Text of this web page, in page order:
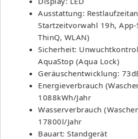
Ausstattung:
Startzeitvorwahl 19h,
ThinQ, WLAN)
Sicherheit:
AquaStop (Aqua Lock)
Geräuschentwicklung:
Energieverbrauch
1088kWh/Jahr
Wasserverbrauch
17800l/Jahr
Bauart: Standgerät